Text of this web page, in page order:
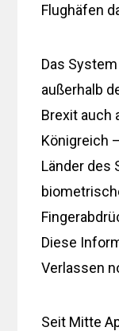
Flughäfen
Das
außerhalb
Brexit auch
Königreich
Länder des
Diese
Verlassen
Seit Mitte